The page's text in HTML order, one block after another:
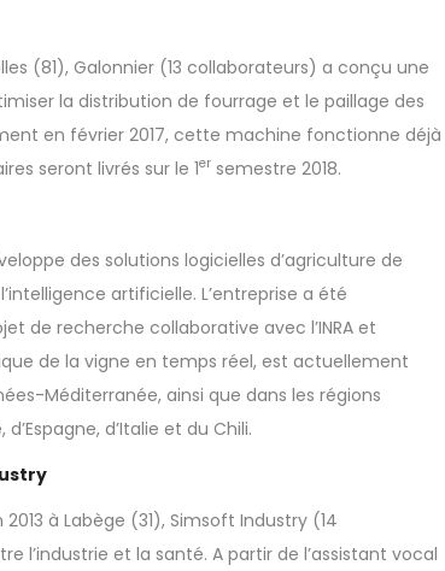
(81), Galonnier (13 collaborateurs) a conçu une
la distribution de fourrage et le paillage des
en février 2017, cette machine fonctionne déjà
seront livrés sur le 1er semestre 2018.
des solutions logicielles d’agriculture de
artificielle. L’entreprise a été
de recherche collaborative avec l’INRA et
de la vigne en temps réel, est actuellement
Méditerranée, ainsi que dans les régions
d’Italie et du Chili.
à Labège (31), Simsoft Industry (14
l’industrie et la santé. A partir de l’assistant vocal